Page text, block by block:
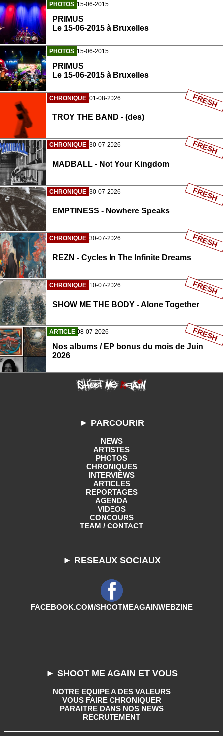
PHOTOS 15-06-2015
PRIMUS
Le 15-06-2015 à Bruxelles
PHOTOS 15-06-2015
PRIMUS
Le 15-06-2015 à Bruxelles
CHRONIQUE 01-08-2026
TROY THE BAND - (des)
FRESH
CHRONIQUE 30-07-2026
MADBALL - Not Your Kingdom
FRESH
CHRONIQUE 30-07-2026
EMPTINESS - Nowhere Speaks
FRESH
CHRONIQUE 30-07-2026
REZN - Cycles In The Infinite Dreams
FRESH
CHRONIQUE 10-07-2026
SHOW ME THE BODY - Alone Together
FRESH
ARTICLE 08-07-2026
Nos albums / EP bonus du mois de Juin
2026
FRESH
► PARCOURIR
NEWS
ARTISTES
PHOTOS
CHRONIQUES
INTERVIEWS
ARTICLES
REPORTAGES
AGENDA
VIDEOS
CONCOURS
TEAM / CONTACT
► RESEAUX SOCIAUX
FACEBOOK.COM/SHOOTMEAGAINWEBZINE
► SHOOT ME AGAIN ET VOUS
NOTRE EQUIPE A DES VALEURS
VOUS FAIRE CHRONIQUER
PARAITRE DANS NOS NEWS
RECRUTEMENT